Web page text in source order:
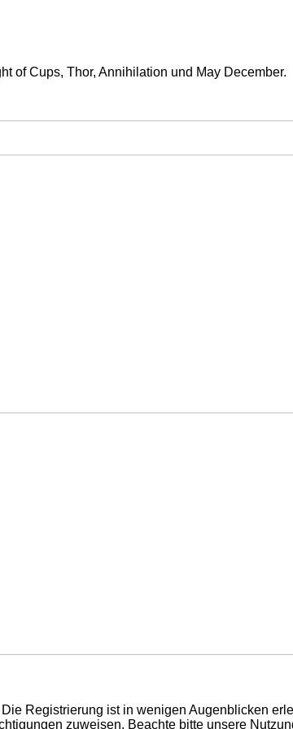
of Cups, Thor, Annihilation und May December.
Registrierung ist in wenigen Augenblicken
zuweisen. Beachte bitte unsere